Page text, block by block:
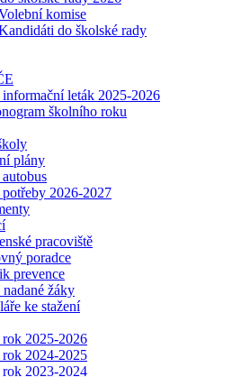
komise
do školské rady
leták 2025-2026
školního roku
plány
2026-2027
pracoviště
poradce
prevence
nadané žáky
ke stažení
2025-2026
2024-2025
2023-2024